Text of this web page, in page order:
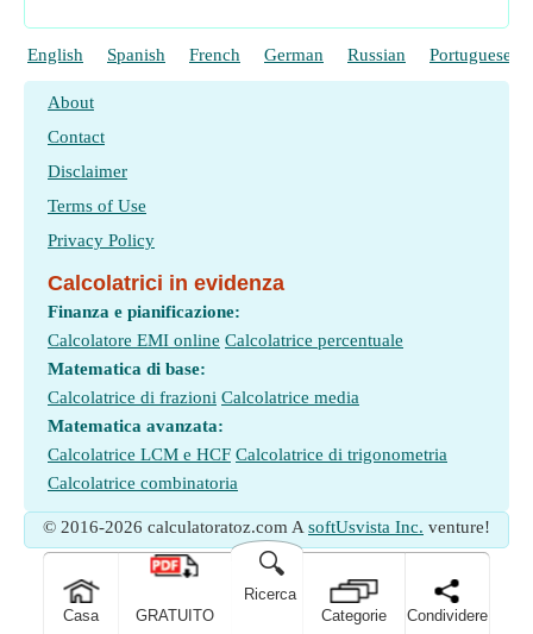
English Spanish French German Russian Portuguese
About
Contact
Disclaimer
Terms of Use
Privacy Policy
Calcolatrici in evidenza
Finanza e pianificazione:
Calcolatore EMI online Calcolatrice percentuale
Matematica di base:
Calcolatrice di frazioni Calcolatrice media
Matematica avanzata:
Calcolatrice LCM e HCF Calcolatrice di trigonometria
Calcolatrice combinatoria
© 2016-2026 calculatoratoz.com A softUsvista Inc. venture!
Casa
GRATUITO
🔍
Ricerca
Categorie
Condividere